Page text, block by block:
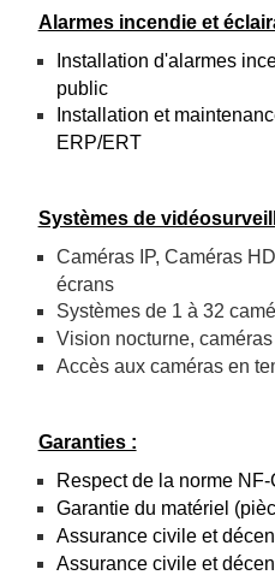
Alarmes incendie et
Installation d'alarmes
public
Installation et
ERP/ERT
Systèmes de
Caméras IP, Caméras
écrans
Systèmes de 1 à 32
Vision nocturne,
Accès aux caméras en
Garanties :
Respect de la norme
Garantie du matériel
Assurance civile et
Assurance civile et